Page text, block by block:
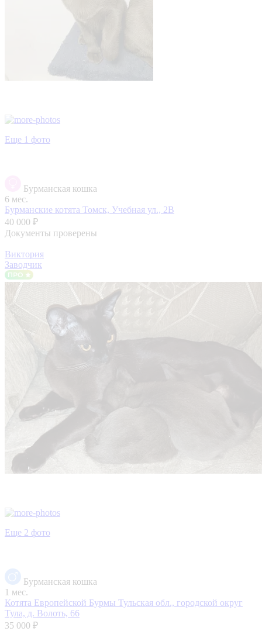
Еще 1 фото
Бурманская кошка
6 мес.
Бурманские котята Томск, Учебная ул., 2В
40 000 ₽
Документы проверены
Виктория
Заводчик
Еще 2 фото
Бурманская кошка
1 мес.
Котята Европейской Бурмы Тульская обл., городской округ
Тула, д. Волоть, 66
35 000 ₽